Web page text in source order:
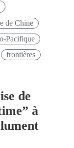
de Chine
Pacifique
frontières
de
à